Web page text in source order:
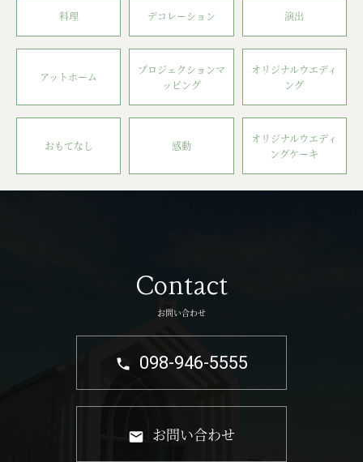
料理 デコレーション 演出
アットホーム
プロジェクションマ
ッピング
オリジナルウエディ
ング
おもてなし 感動
オリジナルウエディ
ングケーキ
Contact
お問い合わせ
098-946-5555
お問い合わせ